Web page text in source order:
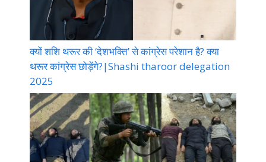
क्यों शशि थरूर की ‘देशभक्ति’ से कांग्रेस परेशान है? क्या
थरूर कांग्रेस छोड़ेंगे?|Shashi tharoor delegation
2025